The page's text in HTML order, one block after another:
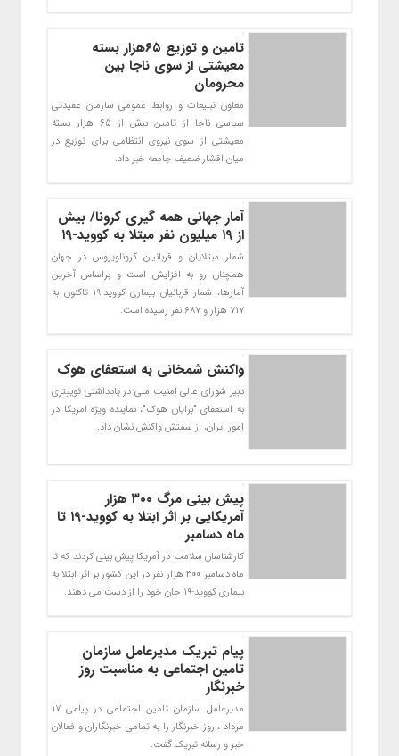
تامین و توزیع ۶۵هزار بسته
معیشتی از سوی ناجا بین
محرومان
معاون تبلیغات و روابط عمومی سازمان عقیدتی
سیاسی ناجا از تامین بیش از ۶۵ هزار بسته
معیشتی از سوی نیروی انتظامی برای توزیع در
میان اقشار ضعیف جامعه خبر داد.
آمار جهانی همه گیری کرونا/ بیش
از ۱۹ میلیون نفر مبتلا به کووید-۱۹
شمار مبتلایان و قربانیان کروناویروس در جهان
همچنان رو به افزایش است و براساس آخرین
آمارها، شمار قربانیان بیماری کووید-۱۹ تاکنون به
۷۱۷ هزار و ۶۸۷ نفر رسیده است.
واکنش شمخانی به استعفای هوک
دبیر شورای عالی امنیت ملی در یادداشتی توییتری
به استعفای "برایان هوک"، نماینده ویژه امریکا در
امور ایران، از سمتش واکنش نشان داد.
پیش بینی مرگ ۳۰۰ هزار
آمریکایی بر اثر ابتلا به کووید-۱۹ تا
ماه دسامبر
کارشناسان سلامت در آمریکا پیش بینی کردند که تا
ماه دسامبر ۳۰۰ هزار نفر در این کشور بر اثر ابتلا به
بیماری کووید-۱۹ جان خود را از دست می دهند.
پیام تبریک مدیرعامل سازمان
تامین اجتماعی به مناسبت روز
خبرنگار
مدیرعامل سازمان تامین اجتماعی در پیامی ۱۷
مرداد ، روز خبرنگار را به تمامی خبرنگاران و فعالان
خبر و رسانه تبریک گفت.